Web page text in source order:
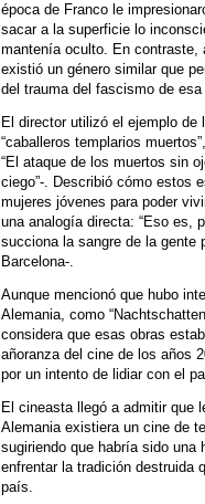
época de Franco le
sacar a la superficie lo
mantenía oculto. En contraste,
existió un género similar que
del trauma del fascismo de esa
El director utilizó el ejemplo
“caballeros templarios
“El ataque de los muertos sin
ciego”-. Describió cómo estos
mujeres jóvenes para poder
una analogía directa: “Eso es,
succiona la sangre de la gente
Barcelona-.
Aunque mencionó que hubo
Alemania, como
considera que esas obras
añoranza del cine de los años
por un intento de lidiar con el
El cineasta llegó a admitir que
Alemania existiera un cine de
sugiriendo que habría sido una
enfrentar la tradición destruida
país.